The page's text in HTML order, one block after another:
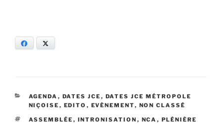
Facebook
CATÉGORIES
AGENDA , DATES JCE , DATES JCE MÉTROPOLE
NIÇOISE , EDITO , EVÈNEMENT, NON CLASSÉ
ÉTIQUETTES
ASSEMBLÉE , INTRONISATION , NCA , PLÉNIÈRE